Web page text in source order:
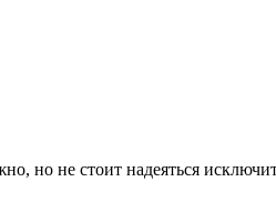
но не стоит надеяться